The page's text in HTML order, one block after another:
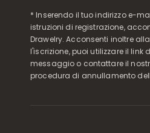
* Inserendo il tuo indirizzo e-
istruzioni di registrazione,
Drawelry. Acconsenti inoltre
l'iscrizione, puoi utilizzare il
messaggio o contattare il
procedura di annullamento